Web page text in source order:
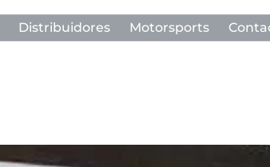
Distribuidores Motorsports